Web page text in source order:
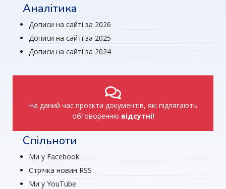
Аналітика
Дописи на сайті за 2026
Дописи на сайті за 2025
Дописи на сайті за 2024
На даний час проєкти документів, які підлягають
обговоренню відсутні!
Спільноти
Ми у Facebook
Стрічка новин RSS
Ми у YouTube